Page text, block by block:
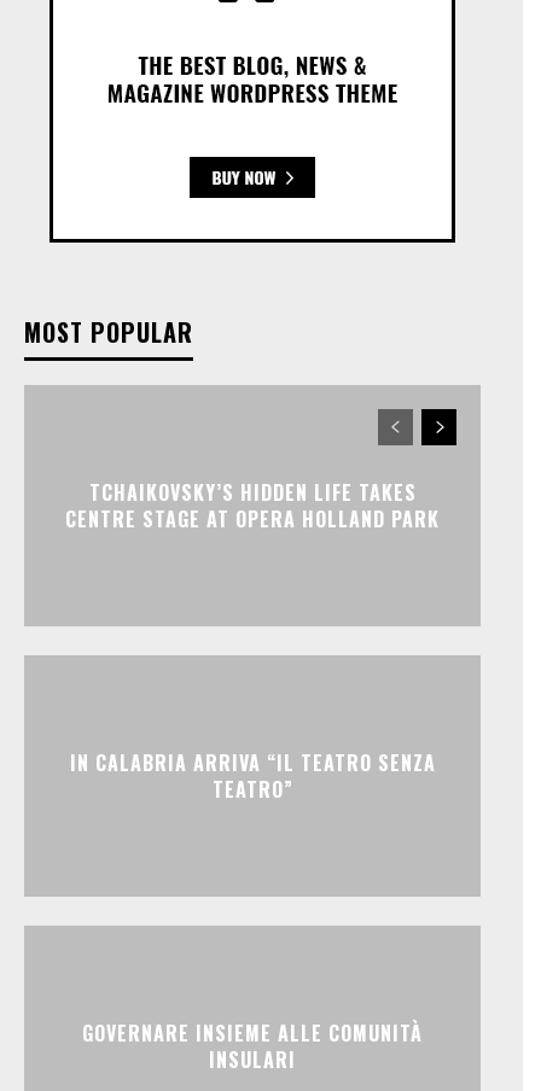
MOST POPULAR
TCHAIKOVSKY’S HIDDEN LIFE TAKES
CENTRE STAGE AT OPERA HOLLAND PARK
IN CALABRIA ARRIVA “IL TEATRO SENZA
TEATRO”
GOVERNARE INSIEME ALLE COMUNITÀ
INSULARI